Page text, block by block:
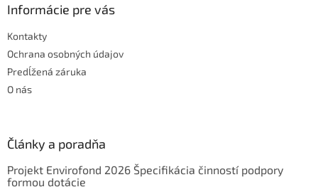
Informácie pre vás
Kontakty
Ochrana osobných údajov
Predĺžená záruka
O nás
Články a poradňa
Projekt Envirofond 2026 Špecifikácia činností podpory
formou dotácie